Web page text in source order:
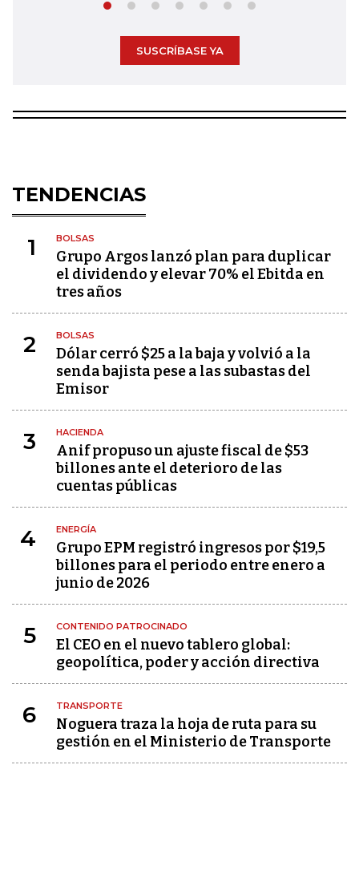
SUSCRÍBASE YA
TENDENCIAS
1 BOLSAS
Grupo Argos lanzó plan para duplicar
el dividendo y elevar 70% el Ebitda en
tres años
2 BOLSAS
Dólar cerró $25 a la baja y volvió a la
senda bajista pese a las subastas del
Emisor
3 HACIENDA
Anif propuso un ajuste fiscal de $53
billones ante el deterioro de las
cuentas públicas
4 ENERGÍA
Grupo EPM registró ingresos por $19,5
billones para el periodo entre enero a
junio de 2026
5 CONTENIDO PATROCINADO
El CEO en el nuevo tablero global:
geopolítica, poder y acción directiva
6 TRANSPORTE
Noguera traza la hoja de ruta para su
gestión en el Ministerio de Transporte